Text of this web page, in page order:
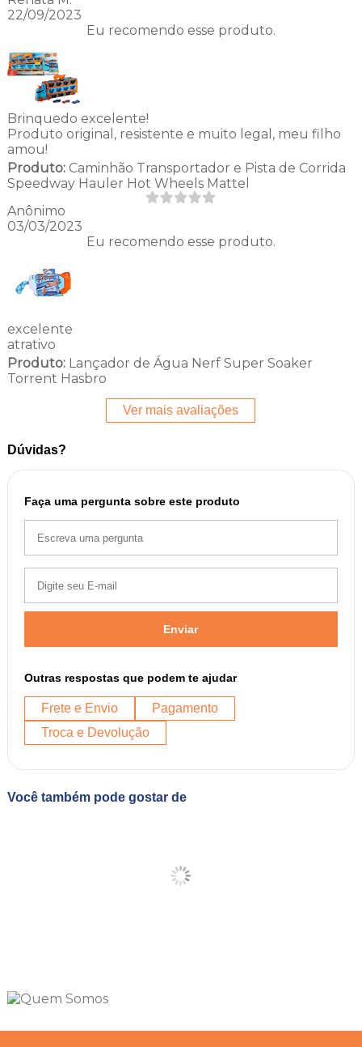
22/09/2023
Eu recomendo esse produto.
Brinquedo excelente!
Produto original, resistente e muito legal, meu filho
amou!
Produto:Caminhão Transportador e Pista de Corrida
Speedway Hauler Hot Wheels Mattel
Anônimo
03/03/2023
Eu recomendo esse produto.
excelente
atrativo
Produto:Lançador de Água Nerf Super Soaker
Torrent Hasbro
Ver mais avaliações
Dúvidas?
Faça uma pergunta sobre este produto
Enviar
Outras respostas que podem te ajudar
Frete e Envio
Pagamento
Troca e Devolução
Você também pode gostar de